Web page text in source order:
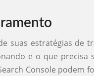
suas estratégias de
e o que precisa
Console podem